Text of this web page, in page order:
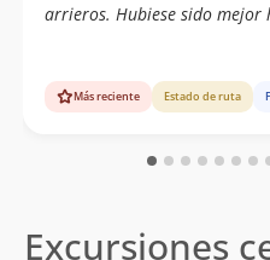
arrieros. Hubiese sido mejor
Más reciente Estado de ruta
Excursiones